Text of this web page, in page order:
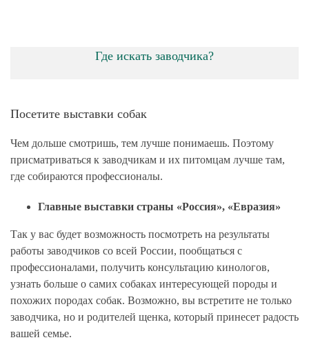
Где искать заводчика?
Посетите выставки собак
Чем дольше смотришь, тем лучше понимаешь. Поэтому
присматриваться к заводчикам и их питомцам лучше там,
где собираются профессионалы.
Главные выставки страны «Россия», «Евразия»
Так у вас будет возможность посмотреть на результаты
работы заводчиков со всей России, пообщаться с
профессионалами, получить консультацию кинологов,
узнать больше о самих собаках интересующей породы и
похожих породах собак. Возможно, вы встретите не только
заводчика, но и родителей щенка, который принесет радость
вашей семье.